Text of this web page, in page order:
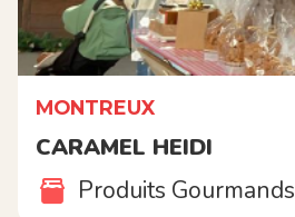
MONTREUX
CARAMEL HEIDI
Produits Gourmands